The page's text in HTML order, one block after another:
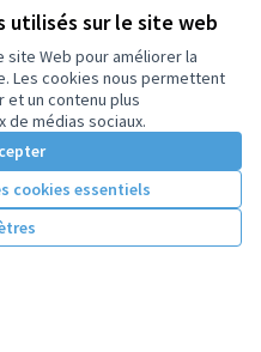
utilisés sur le site web
Web pour améliorer la
Les cookies nous permettent
un contenu plus
de médias sociaux.
cookies essentiels